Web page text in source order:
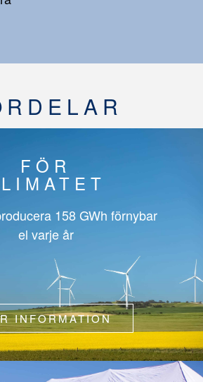
FÖR
158 GWh förnybar
el varje år
INFORMATION